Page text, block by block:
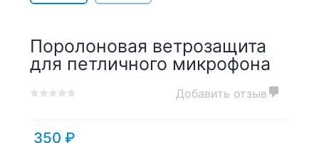
Поролоновая ветрозащита
для петличного микрофона
of
Добавить отзыв
350 ₽